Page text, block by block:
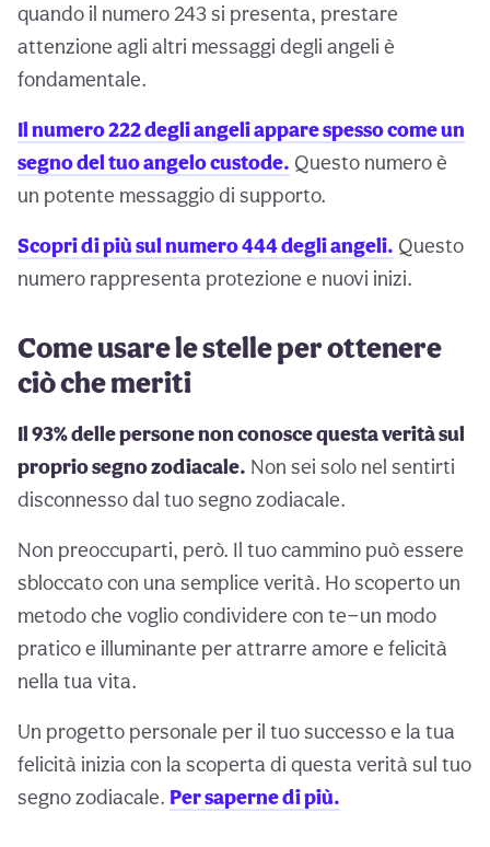
quando il numero 243 si presenta, prestare
attenzione agli altri messaggi degli angeli è
fondamentale.
Il numero 222 degli angeli appare spesso come un
segno del tuo angelo custode. Questo numero è
un potente messaggio di supporto.
Scopri di più sul numero 444 degli angeli. Questo
numero rappresenta protezione e nuovi inizi.
Come usare le stelle per ottenere
ciò che meriti
Il 93% delle persone non conosce questa verità sul
proprio segno zodiacale. Non sei solo nel sentirti
disconnesso dal tuo segno zodiacale.
Non preoccuparti, però. Il tuo cammino può essere
sbloccato con una semplice verità. Ho scoperto un
metodo che voglio condividere con te—un modo
pratico e illuminante per attrarre amore e felicità
nella tua vita.
Un progetto personale per il tuo successo e la tua
felicità inizia con la scoperta di questa verità sul tuo
segno zodiacale. Per saperne di più.